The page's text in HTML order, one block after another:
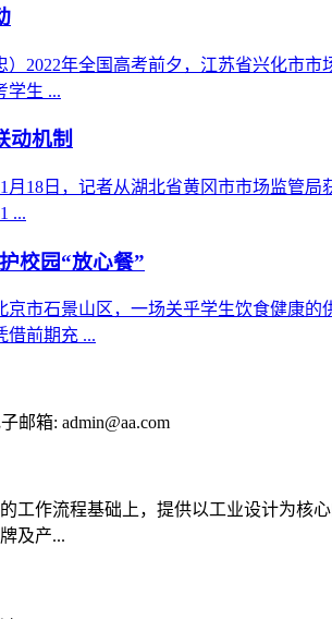
2022年全国高考前夕，江苏省兴化市
学生 ...
动机制
18日，记者从湖北省黄冈市市场监管
...
校园“放心餐”
市石景山区，一场关乎学生饮食健康
借前期充 ...
邮箱: admin@aa.com
工作流程基础上，提供以工业设计为核
及产...